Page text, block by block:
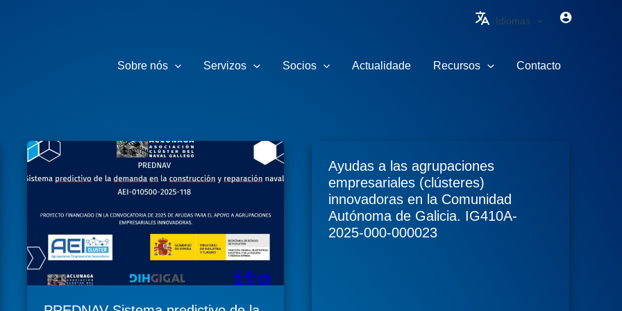
Idiomas
Sobre nós Servizos Socios Actualidade Recursos Contacto
Ayudas a las agrupaciones
empresariales (clústeres)
innovadoras en la Comunidad
Autónoma de Galicia. IG410A-
2025-000-000023